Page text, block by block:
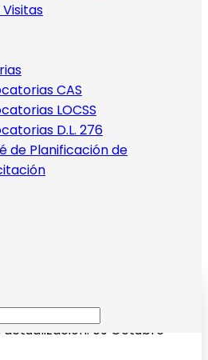
CAS
LOCSS
D.L. 276
de Planificación de
actualización: 09 Octubre